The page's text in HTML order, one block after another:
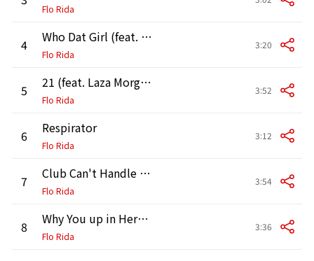
Flo Rida
4 Who Dat Girl (feat. Akon)
Flo Rida
3:20
5 21 (feat. Laza Morgan)
Flo Rida
3:52
6 Respirator
Flo Rida
3:12
7 Club Can't Handle Me (feat. David Guetta)
Flo Rida
3:54
8 Why You up in Here (feat. Ludacris, Git Fresh and Gucci Mane)
Flo Rida
3:36